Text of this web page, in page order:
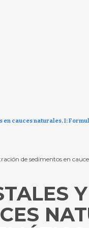
cauces naturales. I:
de sedimentos en